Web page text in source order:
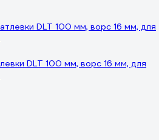
DLT 100 мм, ворс 16 мм, для